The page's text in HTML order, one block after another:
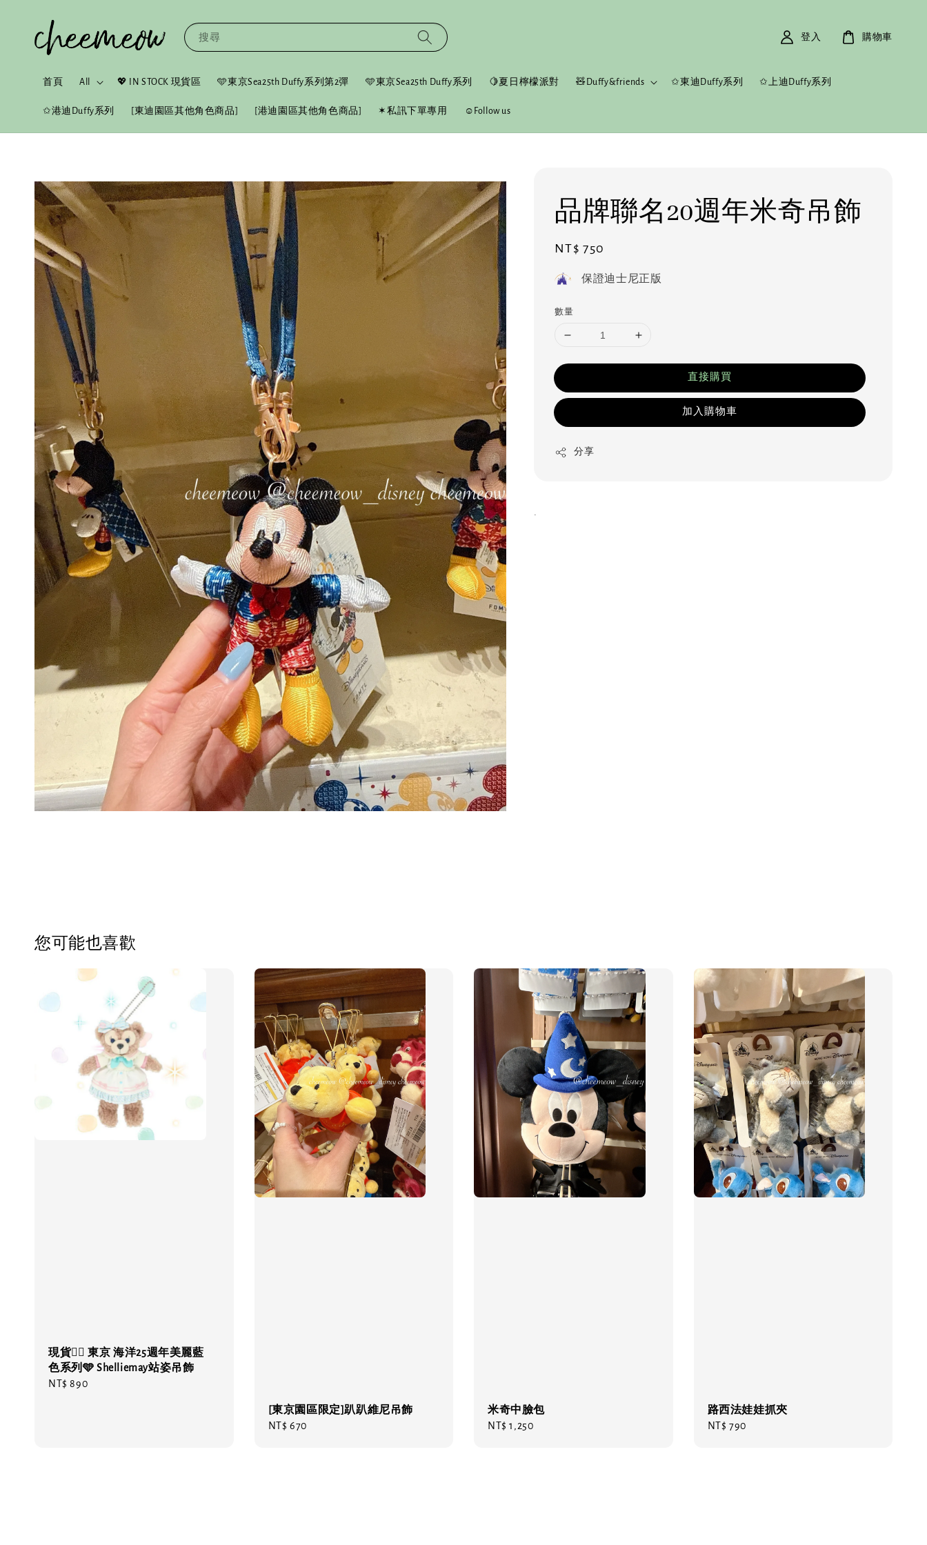
搜尋
首頁 All 💖 IN STOCK 現貨區 🩵東京Sea25th Duffy系列第2彈 🩵東京Sea25th Duffy系列 🍋夏日檸檬派對 🧸Duffy&friends ✩東迪Duffy系列 ✩上迪Duffy系列
✩港迪Duffy系列 [東迪園區其他角色商品] [港迪園區其他角色商品] ✶私訊下單專用 ☺︎Follow us
登入 購物車
品牌聯名20週年米奇吊飾
Regular
price
NT$ 750
保證迪士尼正版
數量
直接購買
加入購物車
分享
.
您可能也喜歡
現貨❤️‍🔥 東京 海洋25週年美麗藍
色系列🩵 Shelliemay站姿吊飾
Regular
NT$ 890
[東京園區限定]趴趴維尼吊飾
Regular
NT$ 670
米奇中臉包
Regular
NT$ 1,250
路西法娃娃抓夾
Regular
NT$ 790